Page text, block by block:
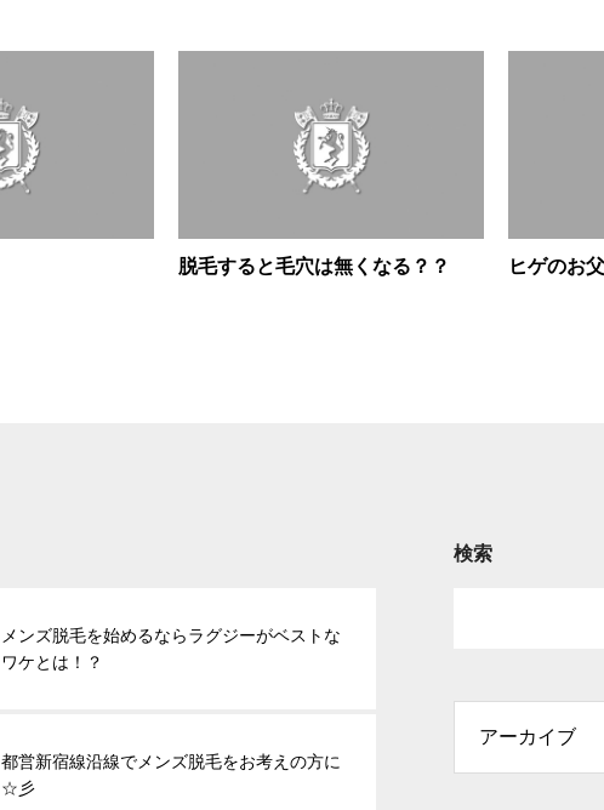
脱毛すると毛穴は無くなる？？ ヒゲのお
メンズ脱毛を始めるならラグジーがベストな
ワケとは！？
都営新宿線沿線でメンズ脱毛をお考えの方に
☆彡
検索